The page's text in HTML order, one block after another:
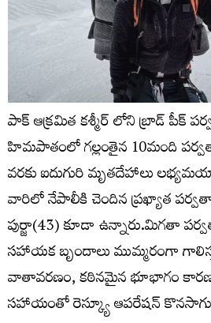
పాక్ ఆక్రమిత కశ్మీర్ లోని బ్రాడ్‌ పీక్‌
హిమపాతంలో గల్లంతైన 10మంది
వరకు ఐదుగురి మృతదేహాలు
వారిలో నేపాలీకి చెందిన ప్రఖ్యాత
పుర్జా(43) కూడా ఉన్నారు.మిగతా
సహాయక బృందాలు ముమ్మరంగా
వాతావరణం, కఠినమైన భూభాగం
సహాయంతో రెస్క్యూ ఆపరేషన్